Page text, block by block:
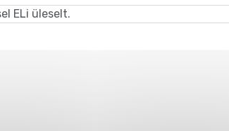
ELi üleselt.